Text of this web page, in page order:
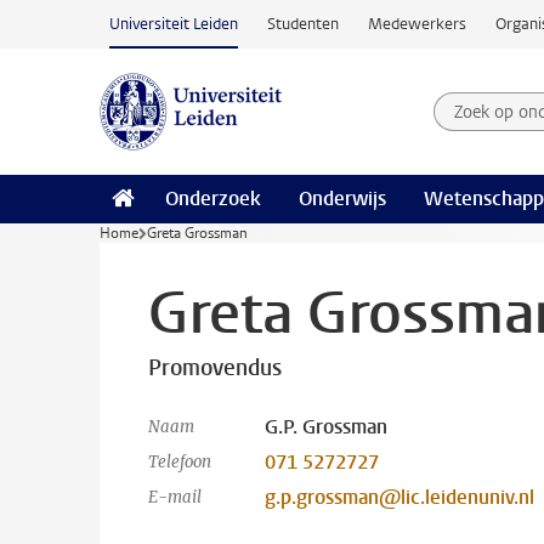
Ga naar hoofdinhoud
Universiteit Leiden Studenten Medewerkers
Zoek op
Zoekterm
Onderzoek Onderwijs
Home Greta Grossman
Greta
Promovendus
Naam G.P. Grossman
Telefoon 071 5272727
E-mail g.p.grossman@lic.leidenuniv.nl